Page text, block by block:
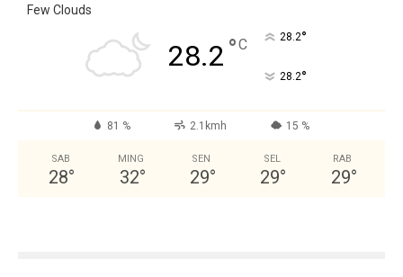
Few Clouds
28.2 °C 28.2°
28.2°
81 % 2.1kmh 15 %
SAB
28°
MING
32°
SEN
29°
SEL
29°
RAB
29°